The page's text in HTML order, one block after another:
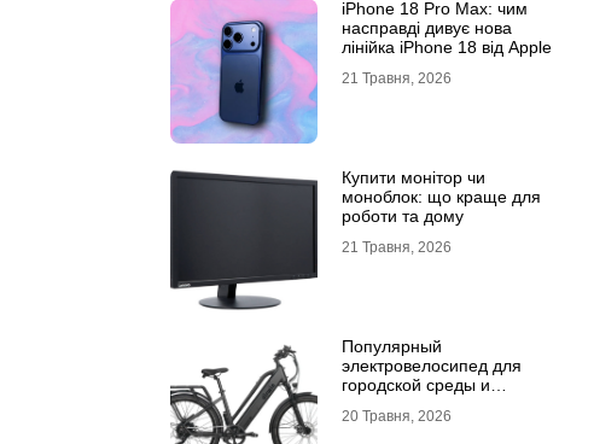
iPhone 18 Pro Max: чим
насправді дивує нова
лінійка iPhone 18 від Apple
21 Травня, 2026
Купити монітор чи
моноблок: що краще для
роботи та дому
21 Травня, 2026
Популярный
электровелосипед для
городской среды и
почему их выбирают
20 Травня, 2026